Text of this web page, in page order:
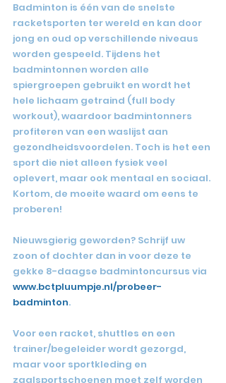
Badminton is één van de snelste
racketsporten ter wereld en kan door
jong en oud op verschillende niveaus
worden gespeeld. Tijdens het
badmintonnen worden alle
spiergroepen gebruikt en wordt het
hele lichaam getraind (full body
workout), waardoor badmintonners
profiteren van een waslijst aan
gezondheidsvoordelen. Toch is het een
sport die niet alleen fysiek veel
oplevert, maar ook mentaal en sociaal.
Kortom, de moeite waard om eens te
proberen!
Nieuwsgierig geworden? Schrijf uw
zoon of dochter dan in voor deze te
gekke 8-daagse badmintoncursus via
www.bctpluumpje.nl/probeer-
badminton.
Voor een racket, shuttles en een
trainer/begeleider wordt gezorgd,
maar voor sportkleding en
zaalsportschoenen moet zelf worden